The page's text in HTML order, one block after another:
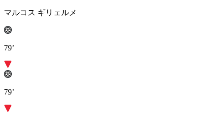
マルコス ギリェルメ
79’
79’